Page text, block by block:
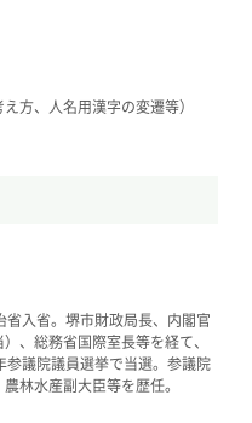
方、人名用漢字の変遷等）
入省。堺市財政局長、内閣官
、総務省国際室長等を経て、
議院議員選挙で当選。参議院
林水産副大臣等を歴任。